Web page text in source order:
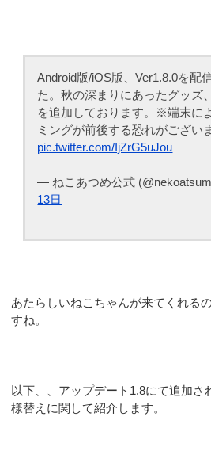
Android版/iOS版、Ver1.8.0を配
た。秋の深まりにあったグッズ
を追加しております。※端末に
ミングが前後する恐れがござい
pic.twitter.com/IjZrG5uJou
— ねこあつめ公式
13日
あたらしいねこちゃんが来てくれる
すね。
以下、、アップデート1.8にて追加さ
様替えに関して紹介します。